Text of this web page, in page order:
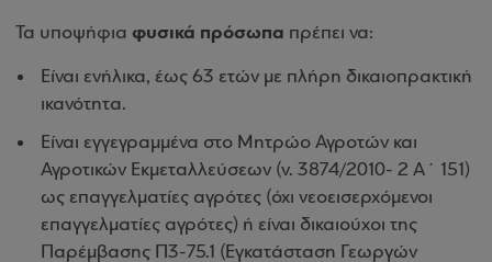
Τα υποψήφια φυσικά πρόσωπα πρέπει να:
Είναι ενήλικα, έως 63 ετών με πλήρη δικαιοπρακτική
ικανότητα.
Είναι εγγεγραμμένα στο Μητρώο Αγροτών και
Αγροτικών Εκμεταλλεύσεων (ν. 3874/2010- 2 Α΄ 151)
ως επαγγελματίες αγρότες (όχι νεοεισερχόμενοι
επαγγελματίες αγρότες) ή είναι δικαιούχοι της
Παρέμβασης Π3-75.1 (Εγκατάσταση Γεωργών